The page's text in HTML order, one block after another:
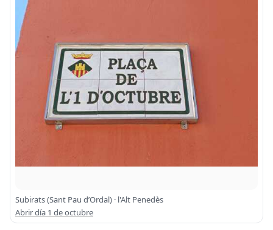
Subirats (Sant Pau d’Ordal) · l'Alt Penedès
Abrir día 1 de octubre